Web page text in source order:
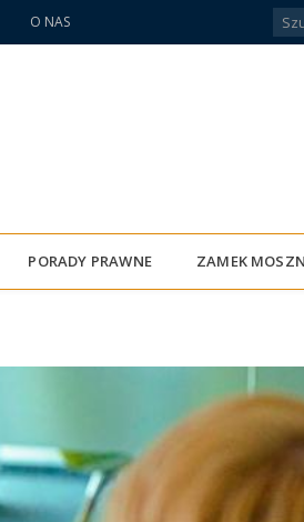
O NAS
PORADY PRAWNE ZAMEK